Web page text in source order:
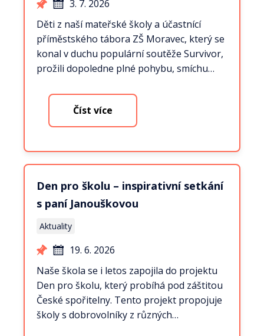
3. 7. 2026
Děti z naší mateřské školy a účastnící
příměstského tábora ZŠ Moravec, který se
konal v duchu populární soutěže Survivor,
prožili dopoledne plné pohybu, smíchu…
Číst více
Den pro školu – inspirativní setkání
s paní Janouškovou
Aktuality
19. 6. 2026
Naše škola se i letos zapojila do projektu
Den pro školu, který probíhá pod záštitou
České spořitelny. Tento projekt propojuje
školy s dobrovolníky z různých…